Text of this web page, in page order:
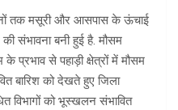
तक मसूरी और आसपास के ऊंचाई
की संभावना बनी हुई है. मौसम
के प्रभाव से पहाड़ी क्षेत्रों में मौसम
बारिश को देखते हुए जिला
विभागों को भूस्खलन संभावित